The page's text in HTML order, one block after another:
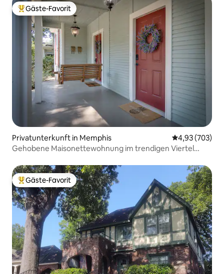
Beliebter Gäste-Favorit.
Gäste-Favorit
Privatunterkunft in Memphis
4,93 (703)
Gehobene Maisonettewohnung im trendigen Viertel
Beliebter Gäste-Favorit.
Gäste-Favorit